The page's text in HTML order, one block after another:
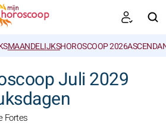
MAANDELIJKSHOROSCOOP 2026
Juli 2029
Fortes